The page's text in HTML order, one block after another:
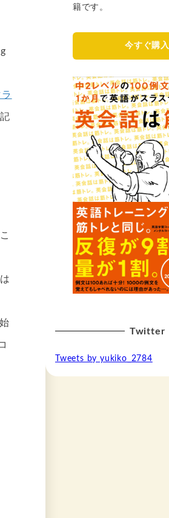
籍です。
今すぐ購入
Twitter
Tweets by yukiko_2784